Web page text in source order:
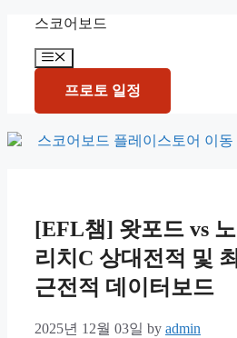
content
스코어보드
Menu
프로토 일정
[EFL챔] 왓포드 vs 노
리치C 상대전적 및 최
근전적 데이터보드
2025년 12월 03일 by admin